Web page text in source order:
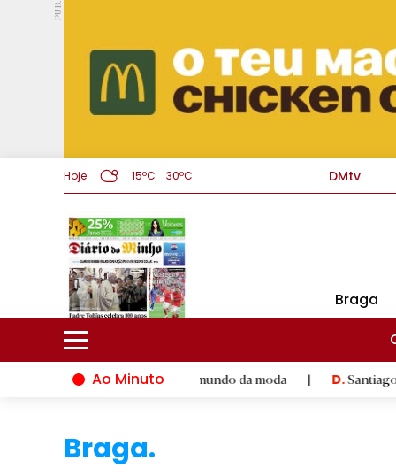
PUB.
Hoje 15ºC 30ºC DMtv
Braga
Ao Minuto
e à inovação do mundo da moda | D.Santiago de
Braga.